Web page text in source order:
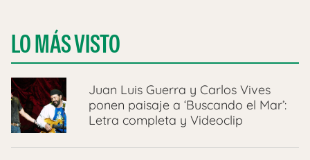
LO MÁS VISTO
Juan Luis Guerra y Carlos Vives
ponen paisaje a ‘Buscando el Mar’:
Letra completa y Videoclip